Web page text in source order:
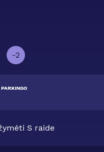
-2
S raide